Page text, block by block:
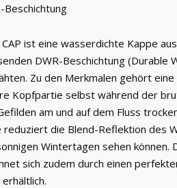
Beschichtung
CAP ist eine wasserdichte Kappe
DWR-Beschichtung (Durable
Zu den Merkmalen gehört
Kopfpartie selbst während der
am und auf dem Fluss
die Blend-Reflektion des
Wintertagen sehen können.
sich zudem durch einen